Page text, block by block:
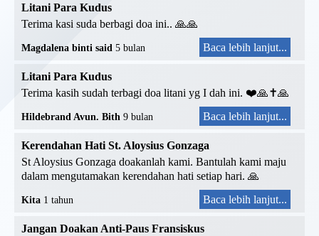
Litani Para Kudus
Terima kasi suda berbagi doa ini.. 🙏🙏
Magdalena binti said 5 bulan Baca lebih lanjut...
Litani Para Kudus
Terima kasih sudah terbagi doa litani yg I dah ini. ❤️🙏✝️🙏
Hildebrand Avun. Bith 9 bulan Baca lebih lanjut...
Kerendahan Hati St. Aloysius Gonzaga
St Aloysius Gonzaga doakanlah kami. Bantulah kami maju
dalam mengutamakan kerendahan hati setiap hari. 🙏
Kita 1 tahun Baca lebih lanjut...
Jangan Doakan Anti-Paus Fransiskus